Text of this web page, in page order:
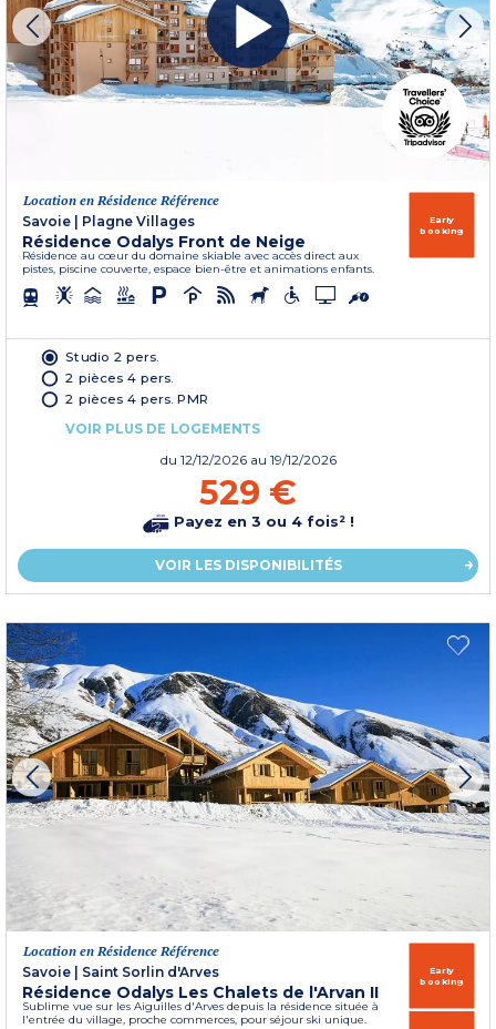
Location en Résidence Référence
Savoie
Plagne Villages
Résidence Odalys Front de Neige
Résidence au cœur du domaine skiable avec accès direct aux
pistes, piscine couverte, espace bien-être et animations enfants.
Early
booking
Studio 2 pers.
2 pièces 4 pers.
2 pièces 4 pers. PMR
VOIR PLUS DE LOGEMENTS
du 12/12/2026 au 19/12/2026
529 €
Payez en 3 ou 4 fois² !
VOIR LES DISPONIBILITÉS
Location en Résidence Référence
Savoie
Saint Sorlin d'Arves
Résidence Odalys Les Chalets de l'Arvan II
Sublime vue sur les Aiguilles d'Arves depuis la résidence située à
l'entrée du village, proche commerces, pour séjour ski unique.
Early
booking